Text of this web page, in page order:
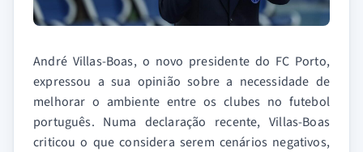
André Villas-Boas, o novo presidente do FC Porto,
expressou a sua opinião sobre a necessidade de
melhorar o ambiente entre os clubes no futebol
português. Numa declaração recente, Villas-Boas
criticou o que considera serem cenários negativos,